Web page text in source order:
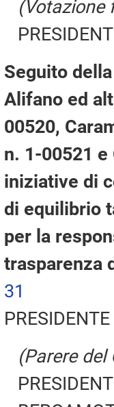
(Votazione
Seguito
Alifano ed
00520,
n. 1-00521
iniziative di
di equilibrio
per la
trasparenza
31
(Parere del